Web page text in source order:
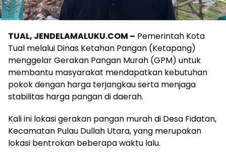
TUAL, JENDELAMALUKU.COM – Pemerintah Kota
Tual melalui Dinas Ketahan Pangan (Ketapang)
menggelar Gerakan Pangan Murah (GPM) untuk
membantu masyarakat mendapatkan kebutuhan
pokok dengan harga terjangkau serta menjaga
stabilitas harga pangan di daerah.
Kali ini lokasi gerakan pangan murah di Desa Fidatan,
Kecamatan Pulau Dullah Utara, yang merupakan
lokasi bentrokan beberapa waktu lalu.